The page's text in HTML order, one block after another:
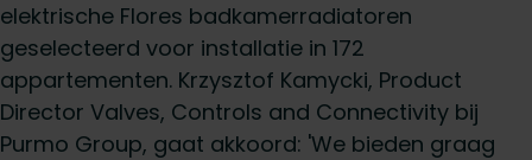
elektrische Flores badkamerradiatoren
geselecteerd voor installatie in 172
appartementen. Krzysztof Kamycki, Product
Director Valves, Controls and Connectivity bij
Purmo Group, gaat akkoord: 'We bieden graag